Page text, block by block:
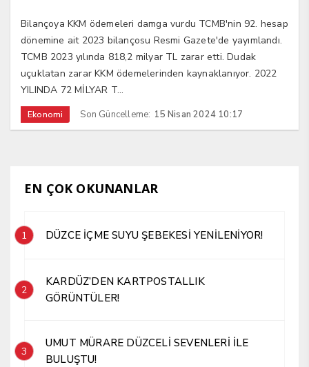
Bilançoya KKM ödemeleri damga vurdu TCMB'nin 92. hesap
dönemine ait 2023 bilançosu Resmi Gazete'de yayımlandı.
TCMB 2023 yılında 818,2 milyar TL zarar etti. Dudak
uçuklatan zarar KKM ödemelerinden kaynaklanıyor. 2022
YILINDA 72 MİLYAR T...
Ekonomi Son Güncelleme: 15 Nisan 2024 10:17
EN ÇOK OKUNANLAR
1 DÜZCE İÇME SUYU ŞEBEKESİ YENİLENİYOR!
2
KARDÜZ’DEN KARTPOSTALLIK
GÖRÜNTÜLER!
3
UMUT MÜRARE DÜZCELİ SEVENLERİ İLE
BULUŞTU!